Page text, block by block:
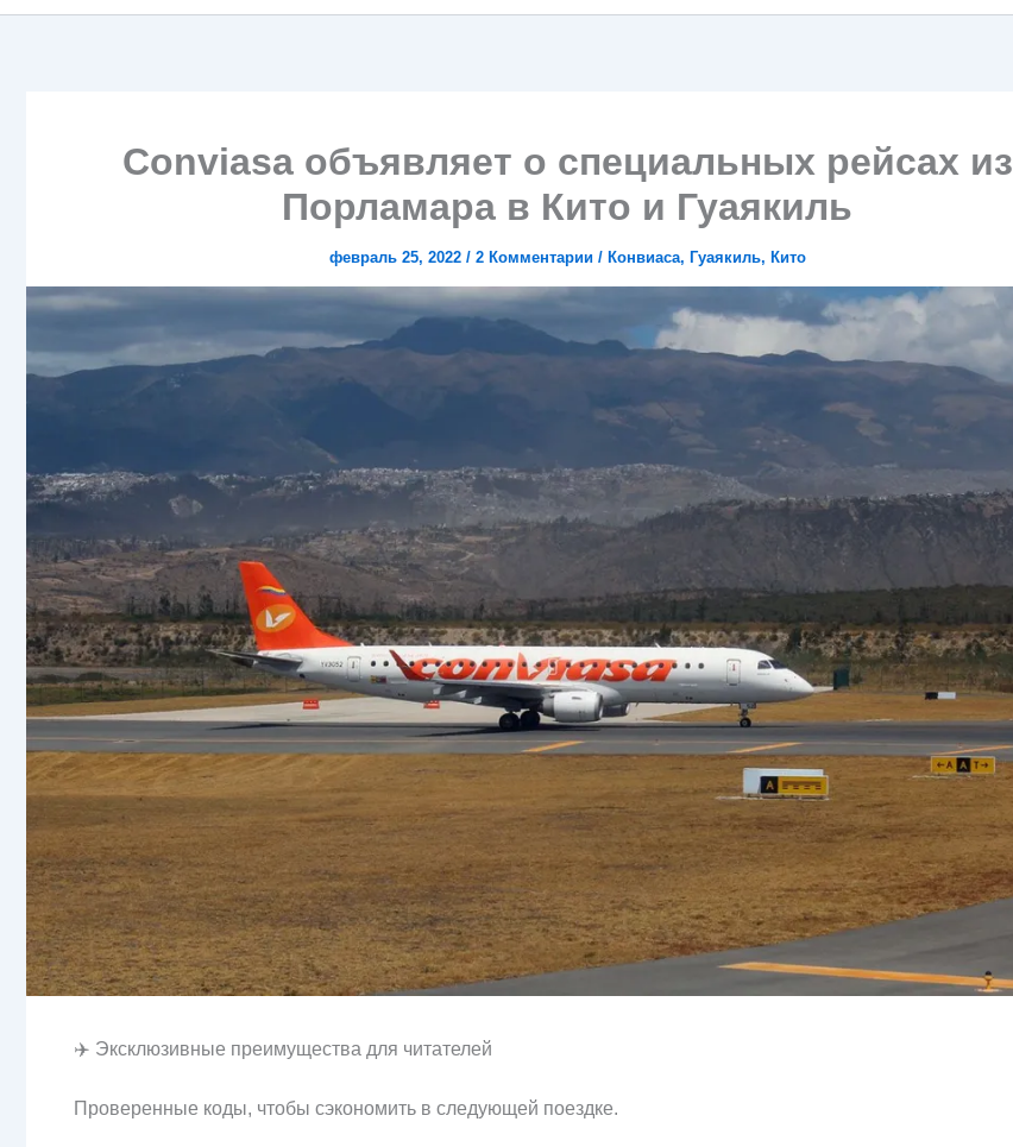
Conviasa объявляет о специальных рейсах из
Порламара в Кито и Гуаякиль
февраль 25, 2022 / 2 Комментарии / Конвиаса, Гуаякиль, Кито
✈️ Эксклюзивные преимущества для читателей
Проверенные коды, чтобы сэкономить в следующей поездке.